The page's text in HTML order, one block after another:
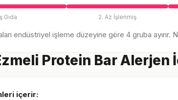
Gıda 2. Az İşlenmiş
endüstriyel işleme düzeyine göre 4 gruba ayırır.
Protein Bar Alerjen
içerir: